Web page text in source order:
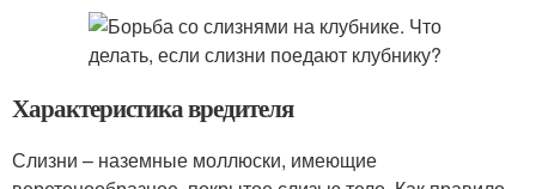
Характеристика вредителя
Слизни – наземные моллюски, имеющие